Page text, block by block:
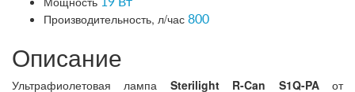
Производительность, л/час 800
Описание
Ультрафиолетовая лампа Sterilight R-Can S1Q-PAот